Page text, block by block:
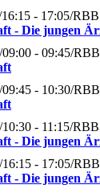
16:15 - 17:05/RBB
- Die jungen
/09:00 - 09:45/RBB
/09:45 - 10:30/RBB
/10:30 - 11:15/RBB
- Die jungen
/16:15 - 17:05/RBB
- Die jungen